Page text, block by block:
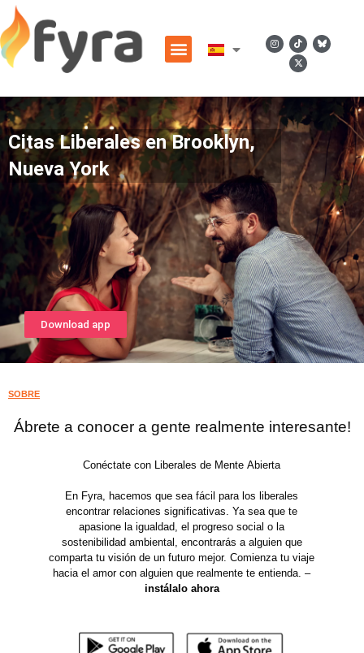
Citas Liberales en Brooklyn,
Nueva York
Download app
SOBRE
Ábrete a conocer a gente realmente interesante!
Conéctate con Liberales de Mente Abierta
En Fyra, hacemos que sea fácil para los liberales
encontrar relaciones significativas. Ya sea que te
apasione la igualdad, el progreso social o la
sostenibilidad ambiental, encontrarás a alguien que
comparta tu visión de un futuro mejor. Comienza tu viaje
hacia el amor con alguien que realmente te entienda. –
instálalo ahora